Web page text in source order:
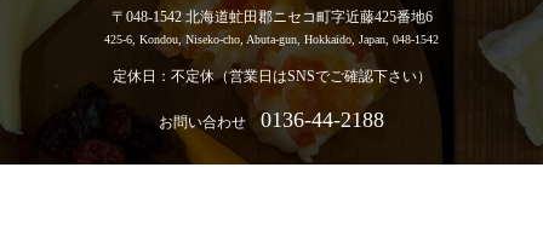
〒048-1542 北海道虻田郡ニセコ町字近藤425番地6
425-6, Kondou, Niseko-cho, Abuta-gun, Hokkaido, Japan, 048-1542
定休日：不定休（営業日はSNSでご確認下さい）
お問い合わせ 0136-44-2188